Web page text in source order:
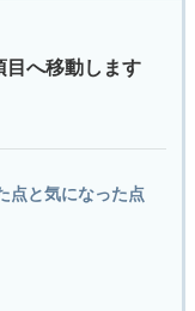
目へ移動します
点と気になった点